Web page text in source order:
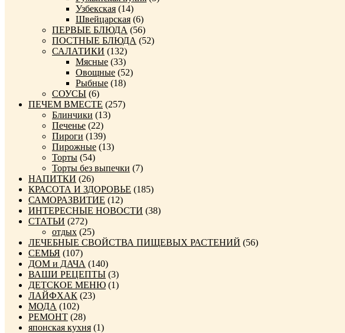
Узбекская (14)
Швейцарская (6)
ПЕРВЫЕ БЛЮДА (56)
ПОСТНЫЕ БЛЮДА (52)
САЛАТИКИ (132)
Мясные (33)
Овощные (52)
Рыбные (18)
СОУСЫ (6)
ПЕЧЕМ ВМЕСТЕ (257)
Блинчики (13)
Печенье (22)
Пироги (139)
Пирожные (13)
Торты (54)
Торты без выпечки (7)
НАПИТКИ (26)
КРАСОТА И ЗДОРОВЬЕ (185)
САМОРАЗВИТИЕ (12)
ИНТЕРЕСНЫЕ НОВОСТИ (38)
СТАТЬИ (272)
отдых (25)
ЛЕЧЕБНЫЕ СВОЙСТВА ПИЩЕВЫХ РАСТЕНИЙ (56)
СЕМЬЯ (107)
ДОМ и ДАЧА (140)
ВАШИ РЕЦЕПТЫ (3)
ДЕТСКОЕ МЕНЮ (1)
ЛАЙФХАК (23)
МОДА (102)
РЕМОНТ (28)
японская кухня (1)